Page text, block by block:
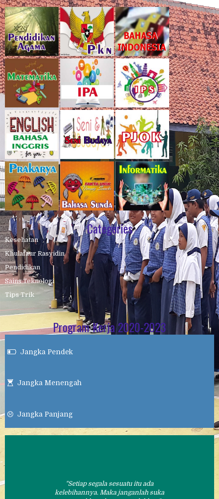
Categories
Kesehatan
Khulafaur Rasyidin
Pendidikan
Sains Teknologi
Tips Trik
Program Kerja 2020-2023
 Jangka Pendek
 Jangka Menengah
 Jangka Panjang
Setiap segala sesuatu itu ada
kelebihannya. Maka janganlah suka